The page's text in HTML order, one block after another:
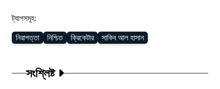
ট্যাগসমূহ:
নিরাপত্তা নিশ্চিত ক্রিকেটার সাকিব আল হাসান
সংশ্লিষ্ট